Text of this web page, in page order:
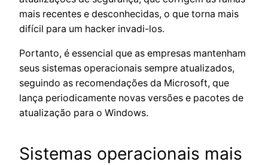
mais recentes e desconhecidas, o que torna mais
difícil para um hacker invadi-los.
Portanto, é essencial que as empresas mantenham
seus sistemas operacionais sempre atualizados,
seguindo as recomendações da Microsoft, que
lança periodicamente novas versões e pacotes de
atualização para o Windows.
Sistemas operacionais mais